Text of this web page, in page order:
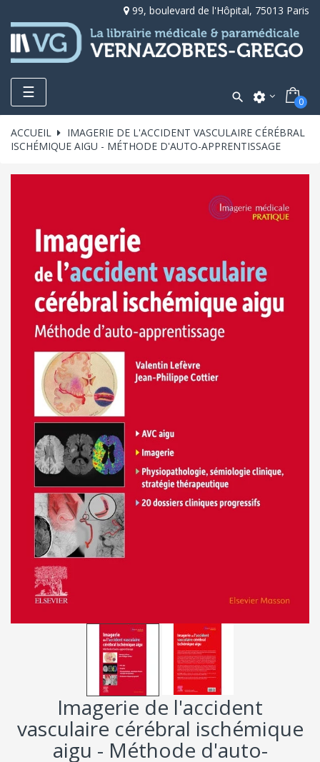
99, boulevard de l'Hôpital, 75013 Paris
Toggle
navigation
☰  settings 0
ACCUEIL
IMAGERIE DE L'ACCIDENT VASCULAIRE CÉRÉBRAL
ISCHÉMIQUE AIGU - MÉTHODE D'AUTO-APPRENTISSAGE
Imagerie de l'accident
vasculaire cérébral ischémique
aigu - Méthode d'auto-